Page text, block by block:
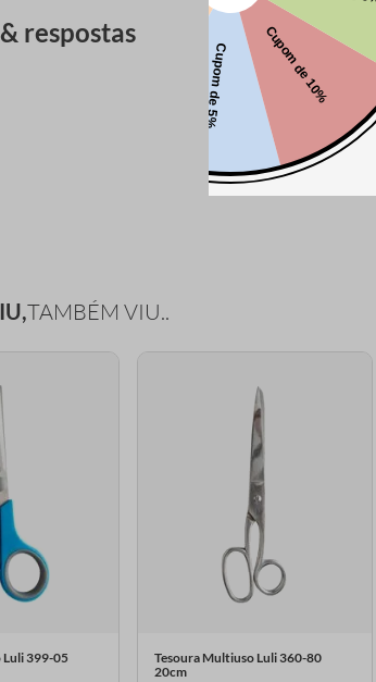
respostas
TAMBÉM VIU..
Luli 399-05
Tesoura Multiuso Luli 360-80
20cm